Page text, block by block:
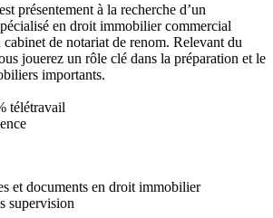
présentement à la recherche d’un
en droit immobilier commercial
de notariat de renom. Relevant du
jouerez un rôle clé dans la préparation et le
importants.
télétravail
et documents en droit immobilier
supervision